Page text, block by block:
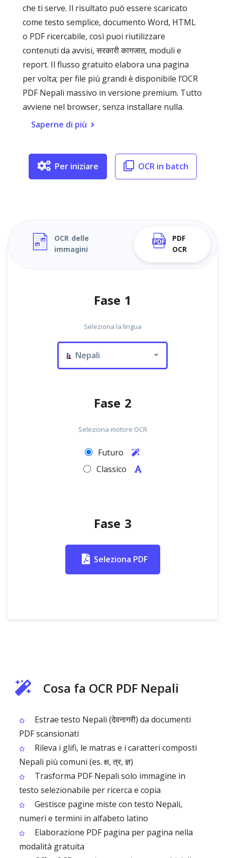
che ti serve. Il risultato può essere scaricato
come testo semplice, documento Word, HTML
o PDF ricercabile, così puoi riutilizzare
contenuti da avvisi, सरकारी कागजात, moduli e
report. Il flusso gratuito elabora una pagina
per volta; per file più grandi è disponibile l’OCR
PDF Nepali massivo in versione premium. Tutto
avviene nel browser, senza installare nulla.
Saperne di più
Per iniziare OCR in batch
OCR delle
immagini
PDF
OCR
Fase 1
Seleziona la lingua
Nepali
Fase 2
Seleziona motore OCR
Futuro
Classico
Fase 3
Seleziona PDF
Cosa fa OCR PDF Nepali
Estrae testo Nepali (देवनागरी) da documenti
PDF scansionati
Rileva i glifi, le matras e i caratteri composti
Nepali più comuni (es. क्ष, त्र, ज्ञ)
Trasforma PDF Nepali solo immagine in
testo selezionabile per ricerca e copia
Gestisce pagine miste con testo Nepali,
numeri e termini in alfabeto latino
Elaborazione PDF pagina per pagina nella
modalità gratuita